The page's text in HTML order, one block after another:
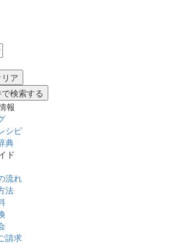
検索する
報
シピ
典
ド
流れ
法
請求